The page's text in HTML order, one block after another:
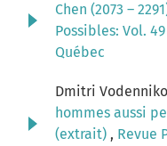
Chen (2073 –
Possibles: Vol.
Québec
Dmitri
hommes aussi
(extrait) , Revue